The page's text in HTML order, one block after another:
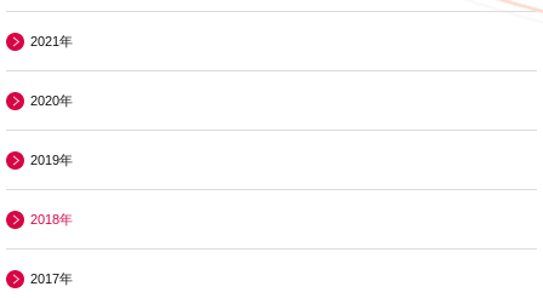
2021年
2020年
2019年
2018年
2017年